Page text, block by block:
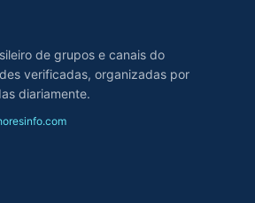
de grupos e canais do
verificadas, organizadas por
diariamente.